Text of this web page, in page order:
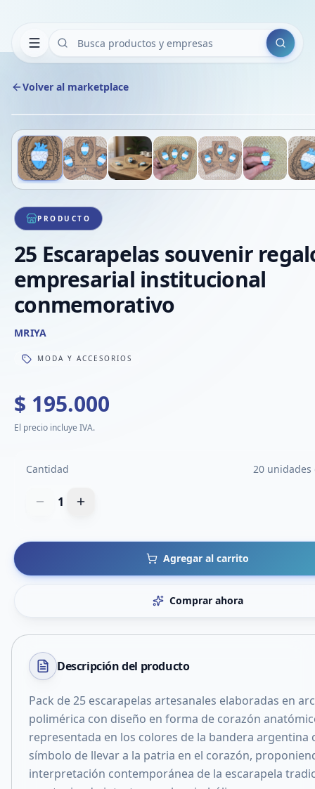
Buscar
Volver al marketplace
1/8
PRODUCTO
25 Escarapelas souvenir
empresarial institucional
conmemorativo
MRIYA
MODA Y ACCESORIOS
$ 195.000
El precio incluye IVA.
Cantidad 20
1
Agregar al carrito
Comprar ahora
Descripción del producto
Pack de 25 escarapelas artesanales elaboradas en
polimérica con diseño en forma de corazón
representada en los colores de la bandera argentina
símbolo de llevar a la patria en el corazón,
interpretación contemporánea de la escarapela